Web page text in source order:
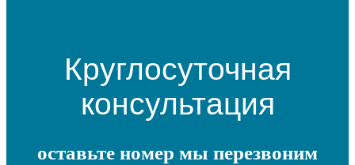
Круглосуточная
консультация
оставьте номер мы перезвоним